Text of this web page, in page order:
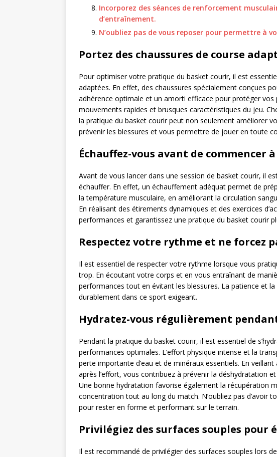
Incorporez des séances de renforcement
d’entraînement.
N’oubliez pas de vous reposer pour permettre à
Portez des chaussures de course
Pour optimiser votre pratique du basket courir, il est
adaptées. En effet, des chaussures spécialement conçues
adhérence optimale et un amorti efficace pour protéger vos
mouvements rapides et brusques caractéristiques du jeu.
la pratique du basket courir peut non seulement améliorer
prévenir les blessures et vous permettre de jouer en toute
Échauffez-vous avant de commencer
Avant de vous lancer dans une session de basket courir, il
échauffer. En effet, un échauffement adéquat permet de
la température musculaire, en améliorant la circulation
En réalisant des étirements dynamiques et des exercices
performances et garantissez une pratique du basket courir
Respectez votre rythme et ne forcez
Il est essentiel de respecter votre rythme lorsque vous
trop. En écoutant votre corps et en vous entraînant de
performances tout en évitant les blessures. La patience et
durablement dans ce sport exigeant.
Hydratez-vous régulièrement
Pendant la pratique du basket courir, il est essentiel de
performances optimales. L’effort physique intense et la
perte importante d’eau et de minéraux essentiels. En
après l’effort, vous contribuez à prévenir la déshydratation
Une bonne hydratation favorise également la récupération
concentration tout au long du match. N’oubliez pas d’avoir
pour rester en forme et performant sur le terrain.
Privilégiez des surfaces souples pour
Il est recommandé de privilégier des surfaces souples lors